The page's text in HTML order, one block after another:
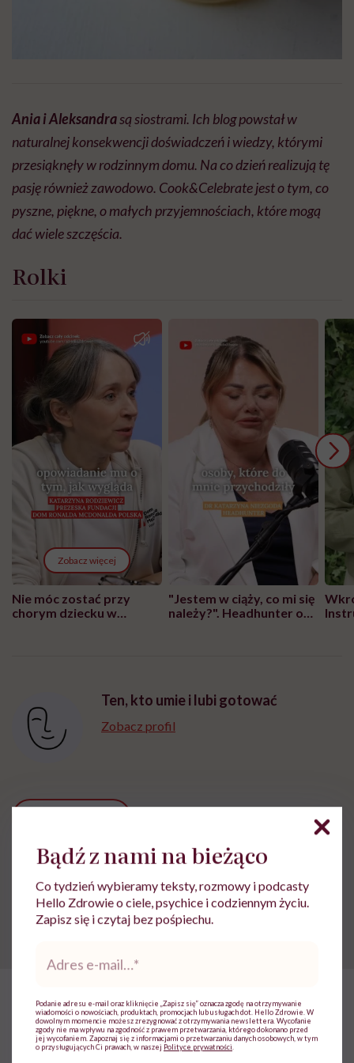
Ania i Aleksandrasą siostrami. Ich blog powstał w
naturalnej konsekwencji doświadczeń i wiedzy, którymi
przesiąknęły w rodzinnym domu. Na co dzień realizują tę
pasję również zawodowo. Cook&Celebrate jest o tym, co
pyszne, piękne, o małych przyjemnościach, które mogą
dać wiele szczęścia.
Rolki
Zobacz więcej
Nie móc zostać przy
chorym dziecku w
"Jestem w ciąży, co mi się
należy?". Headhunter o
Ten, kto umie i lubi gotować
Zobacz profil
Powiązane tematy:
Przepisy kulinarne Zdrowe desery
HelloZdrowie: Odżywianie › Lidia Bawolska: „Gotowanie jest
Lidia Bawolska: „Gotowanie jest
Bądź z nami na bieżąco
Co tydzień wybieramy teksty, rozmowy i podcasty
Hello Zdrowie o ciele, psychice i codziennym życiu.
Zapisz się i czytaj bez pośpiechu.
*
Podanie adresu e-mail oraz kliknięcie „Zapisz się” oznacza zgodę na otrzymywanie
wiadomości o nowościach, produktach, promocjach lub usługach dot. Hello Zdrowie. W
dowolnym momencie możesz zrezygnować z otrzymywania newslettera. Wycofanie
zgody nie ma wpływu na zgodność z prawem przetwarzania, którego dokonano przed
jej wycofaniem. Zapoznaj się z informacjami o przetwarzaniu danych osobowych, w tym
o przysługujących Ci prawach, w naszej Polityce prywatności